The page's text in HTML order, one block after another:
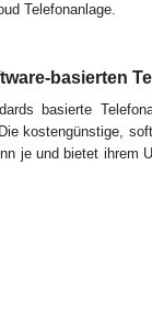
Telefonanlage.
basierten
basierte
kostengünstige,
je und bietet ihrem